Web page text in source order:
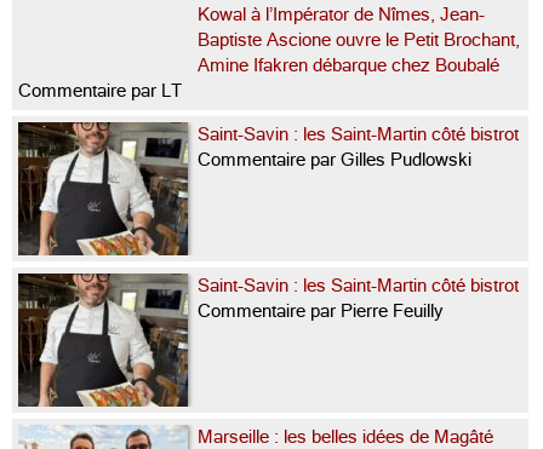
Kowal à l’Impérator de Nîmes, Jean-
Baptiste Ascione ouvre le Petit Brochant,
Amine Ifakren débarque chez Boubalé
Commentaire par LT
Saint-Savin : les Saint-Martin côté bistrot
Commentaire par Gilles Pudlowski
Saint-Savin : les Saint-Martin côté bistrot
Commentaire par Pierre Feuilly
Marseille : les belles idées de Magâté